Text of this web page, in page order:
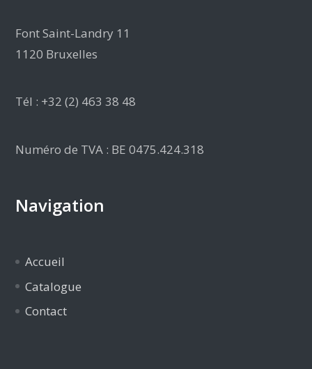
Font Saint-Landry 11
1120 Bruxelles
Tél : +32 (2) 463 38 48
Numéro de TVA : BE 0475.424.318
Navigation
Accueil
Catalogue
Contact